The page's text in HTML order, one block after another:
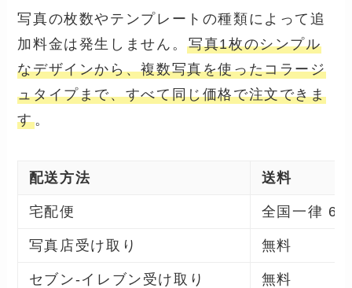
写真の枚数やテンプレートの種類によって追
加料金は発生しません。写真1枚のシンプル
なデザインから、複数写真を使ったコラージ
ュタイプまで、すべて同じ価格で注文できま
す。
配送方法 送料
宅配便 全国一律
写真店受け取り 無料
セブン‐イレブン受け取り 無料